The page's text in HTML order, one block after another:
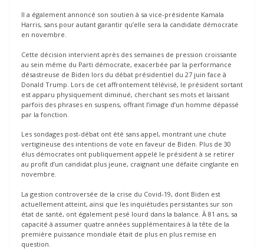
Il a également annoncé son soutien à sa vice-présidente Kamala
Harris, sans pour autant garantir qu’elle sera la candidate démocrate
en novembre.
Cette décision intervient après des semaines de pression croissante
au sein même du Parti démocrate, exacerbée par la performance
désastreuse de Biden lors du débat présidentiel du 27 juin face à
Donald Trump. Lors de cet affrontement télévisé, le président sortant
est apparu physiquement diminué, cherchant ses mots et laissant
parfois des phrases en suspens, offrant l’image d’un homme dépassé
par la fonction.
Les sondages post-débat ont été sans appel, montrant une chute
vertigineuse des intentions de vote en faveur de Biden. Plus de 30
élus démocrates ont publiquement appelé le président à se retirer
au profit d’un candidat plus jeune, craignant une défaite cinglante en
novembre.
La gestion controversée de la crise du Covid-19, dont Biden est
actuellement atteint, ainsi que les inquiétudes persistantes sur son
état de santé, ont également pesé lourd dans la balance. À 81 ans, sa
capacité à assumer quatre années supplémentaires à la tête de la
première puissance mondiale était de plus en plus remise en
question.